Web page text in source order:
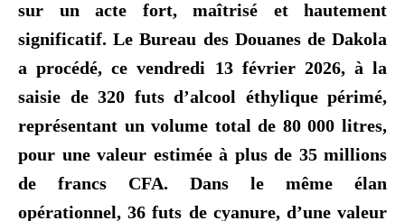
sur un acte fort, maîtrisé et hautement
significatif. Le Bureau des Douanes de Dakola
a procédé, ce vendredi 13 février 2026, à la
saisie de 320 futs d’alcool éthylique périmé,
représentant un volume total de 80 000 litres,
pour une valeur estimée à plus de 35 millions
de francs CFA. Dans le même élan
opérationnel, 36 futs de cyanure, d’une valeur